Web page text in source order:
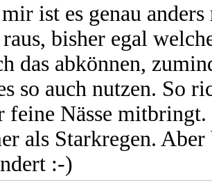
ist es genau
bisher egal
das abkönnen,
so auch nutzen. So
feine Nässe
als Starkregen.
:-)